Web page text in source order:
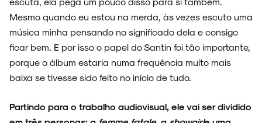
Mesmo quando eu estou na merda, às vezes escuto uma
música minha pensando no significado dela e consigo
ficar bem. E por isso o papel do Santin foi tão importante,
porque o álbum estaria numa frequência muito mais
baixa se tivesse sido feito no início de tudo.
Partindo para o trabalho audiovisual, ele vai ser dividido